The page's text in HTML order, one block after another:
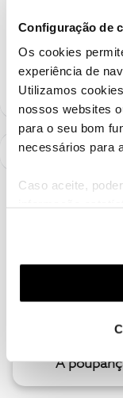
Configuração de
Os cookies
experiência de
Utilizamos
nossos websites
para o seu bom
necessários para
Caso aceite,
funcionalidades
funcionalidade) e
(cookies de
utilização dos
como "Melhor
Siga os perfis da
sempre a par das
A